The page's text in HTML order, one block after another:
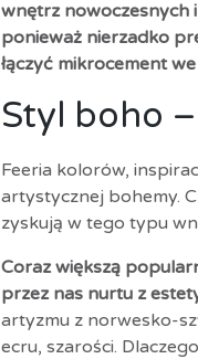
wnętrz nowoczesnych
ponieważ nierzadko
łączyć mikrocement
Styl boho
Feeria kolorów,
artystycznej bohemy.
zyskują w tego typu
Coraz większą
przez nas nurtu z
artyzmu z norwesko-
ecru, szarości.